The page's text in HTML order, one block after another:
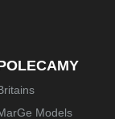
Models